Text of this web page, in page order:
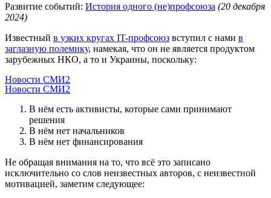
Развитие событий: История одного (не)профсоюза (20 декабря
2024)
Известный в узких кругах IT-профсоюз вступил с нами в
заглазную полемику, намекая, что он не является продуктом
зарубежных НКО, а то и Украины, поскольку:
Новости СМИ2
Новости СМИ2
В нём есть активисты, которые сами принимают
решения
В нём нет начальников
В нём нет финансирования
Не обращая внимания на то, что всё это записано
исключительно со слов неизвестных авторов, с неизвестной
мотивацией, заметим следующее: